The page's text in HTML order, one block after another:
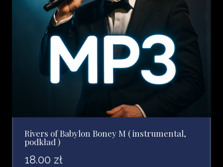
Rivers of Babylon Boney M ( instrumental,
podkład )
18.00 zł